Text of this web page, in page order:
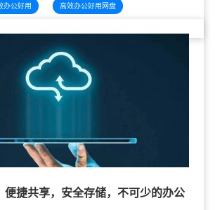
办公好用 高效办公好用网盘
便捷共享，安全存储，不可少的办公